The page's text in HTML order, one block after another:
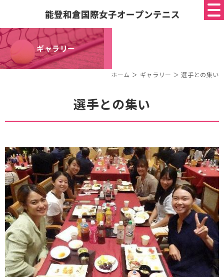
ギャラリー
ホーム ＞ ギャラリー ＞ 選手との集い
選手との集い